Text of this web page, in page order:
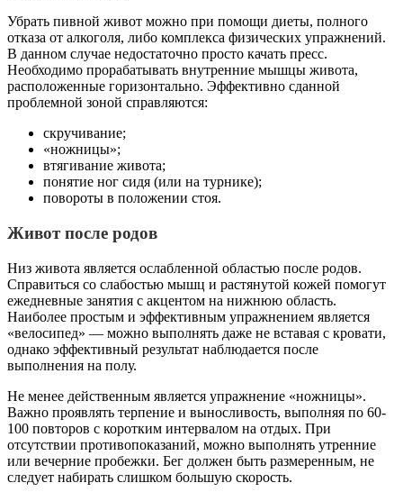
Убрать пивной живот можно при помощи диеты, полного
отказа от алкоголя, либо комплекса физических упражнений.
В данном случае недостаточно просто качать пресс.
Необходимо прорабатывать внутренние мышцы живота,
расположенные горизонтально. Эффективно сданной
проблемной зоной справляются:
скручивание;
«ножницы»;
втягивание живота;
понятие ног сидя (или на турнике);
повороты в положении стоя.
Живот после родов
Низ живота является ослабленной областью после родов.
Справиться со слабостью мышц и растянутой кожей помогут
ежедневные занятия с акцентом на нижнюю область.
Наиболее простым и эффективным упражнением является
«велосипед» — можно выполнять даже не вставая с кровати,
однако эффективный результат наблюдается после
выполнения на полу.
Не менее действенным является упражнение «ножницы».
Важно проявлять терпение и выносливость, выполняя по 60-
100 повторов с коротким интервалом на отдых. При
отсутствии противопоказаний, можно выполнять утренние
или вечерние пробежки. Бег должен быть размеренным, не
следует набирать слишком большую скорость.